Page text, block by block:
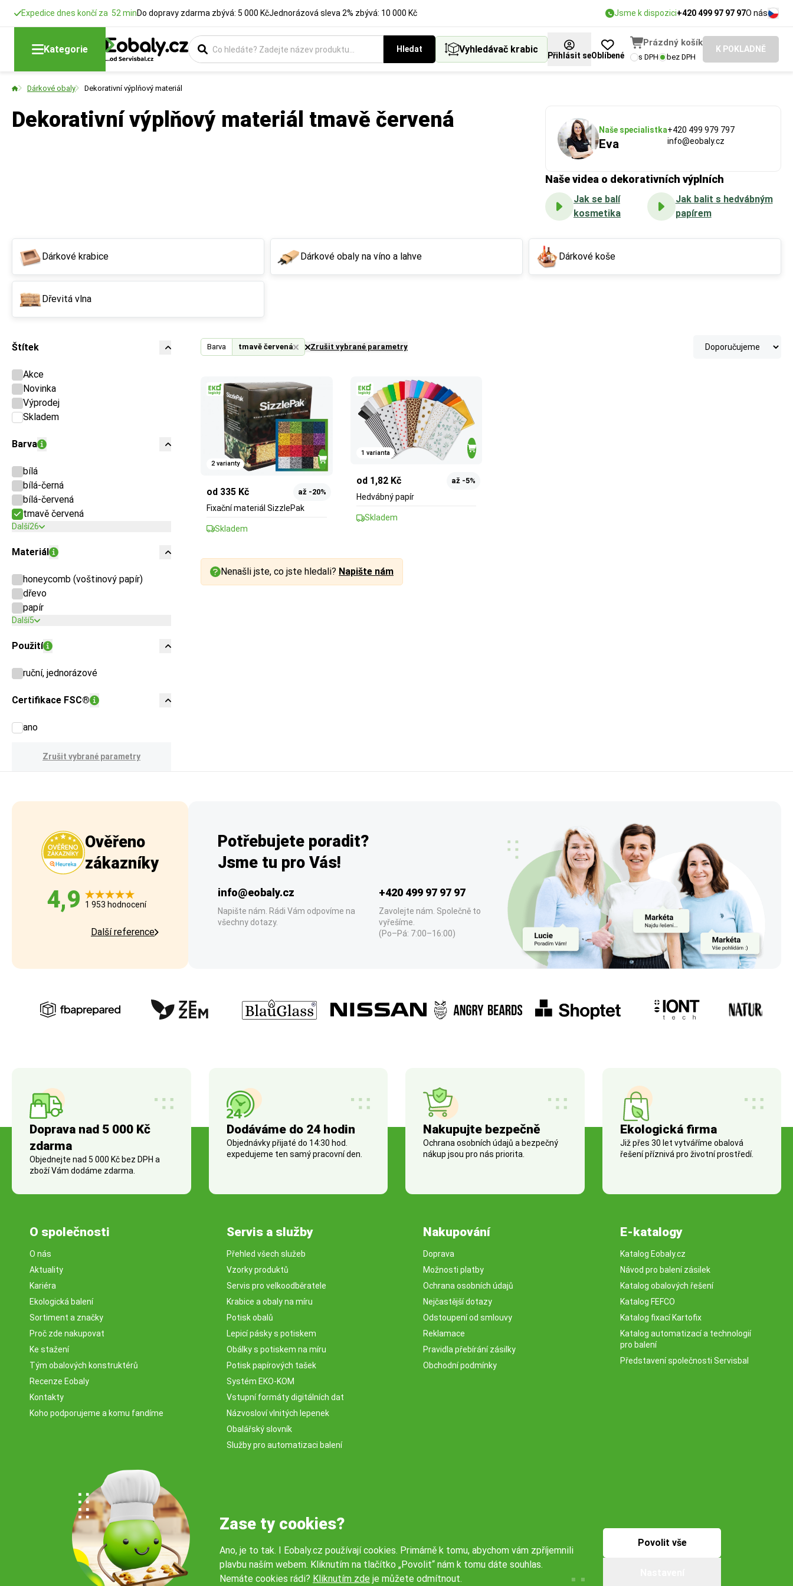
Expedice dnes končí za 52 minDo dopravy zdarma zbývá: 5 000 KčJednorázová sleva 2% zbývá: 10 000 Kč Jsme k dispozici+420 499 97 97 97O nás
Kategorie Hledat Vyhledávač krabic
Přihlásit seOblíbené
Prázdný košík
s DPH bez DPH
K POKLADNĚ
Dárkové obaly Dekorativní výplňový materiál
Dekorativní výplňový materiál tmavě červená Naše specialistka
Eva
+420 499 979 797
info@eobaly.cz
Naše videa o dekorativních výplních
Jak se balí
kosmetika
Jak balit s hedvábným
papírem
Dárkové krabice Dárkové obaly na víno a lahve Dárkové koše
Dřevitá vlna
Štítek
Akce
Novinka
Výprodej
Skladem
Barva
bílá
bílá-černá
bílá-červená
tmavě červená
Další26
Materiál
honeycomb (voštinový papír)
dřevo
papír
Další5
Použití
ruční, jednorázové
Certifikace FSC®
ano
Zrušit vybrané parametry
Barva tmavě červená Zrušit vybrané parametry
2 varianty
od 335 Kč až -20%
Fixační materiál SizzlePak
Skladem
1 varianta
od 1,82 Kč až -5%
Hedvábný papír
Skladem
Nenašli jste, co jste hledali? Napište nám
Ověřeno
zákazníky
4,9 1 953 hodnocení
Další reference
Potřebujete poradit?
Jsme tu pro Vás!
info@eobaly.cz
Napište nám. Rádi Vám odpovíme na
všechny dotazy.
+420 499 97 97 97
Zavolejte nám. Společně to
vyřešíme.
(Po–Pá: 7:00–16:00)
Doprava nad 5 000 Kč
zdarma
Objednejte nad 5 000 Kč bez DPH a
zboží Vám dodáme zdarma.
Dodáváme do 24 hodin
Objednávky přijaté do 14:30 hod.
expedujeme ten samý pracovní den.
Nakupujte bezpečně
Ochrana osobních údajů a bezpečný
nákup jsou pro nás priorita.
Ekologická firma
Již přes 30 let vytváříme obalová
řešení příznivá pro životní prostředí.
O společnosti
O nás
Aktuality
Kariéra
Ekologická balení
Sortiment a značky
Proč zde nakupovat
Ke stažení
Tým obalových konstruktérů
Recenze Eobaly
Kontakty
Koho podporujeme a komu fandíme
Servis a služby
Přehled všech služeb
Vzorky produktů
Servis pro velkoodběratele
Krabice a obaly na míru
Potisk obalů
Lepicí pásky s potiskem
Obálky s potiskem na míru
Potisk papírových tašek
Systém EKO-KOM
Vstupní formáty digitálních dat
Názvosloví vlnitých lepenek
Obalářský slovník
Služby pro automatizaci balení
Nakupování
Doprava
Možnosti platby
Ochrana osobních údajů
Nejčastější dotazy
Odstoupení od smlouvy
Reklamace
Pravidla přebírání zásilky
Obchodní podmínky
E-katalogy
Katalog Eobaly.cz
Návod pro balení zásilek
Katalog obalových řešení
Katalog FEFCO
Katalog fixací Kartofix
Katalog automatizací a technologií
pro balení
Představení společnosti Servisbal
Zase ty cookies?
Ano, je to tak. I Eobaly.cz používají cookies. Primárně k tomu, abychom vám zpříjemnili
plavbu naším webem. Kliknutím na tlačítko „Povolit“ nám k tomu dáte souhlas.
Nemáte cookies rádi? Kliknutím zde je můžete odmítnout.
Povolit vše